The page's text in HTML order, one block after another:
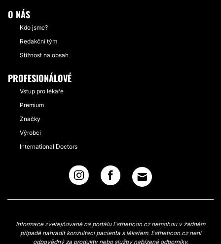
O NÁS
Kdo jsme?
Redakční tým
Stížnost na obsah
PROFESIONÁLOVÉ
Vstup pro lékaře
Premium
Značky
Výrobci
International Doctors
Informace zveřejňované na portálu Estheticon.cz nemohou v žádném
případě nahradit konzultaci pacienta s lékařem. Estheticon.cz není
odpovědný za produkty nebo služby nabízené odborníky.